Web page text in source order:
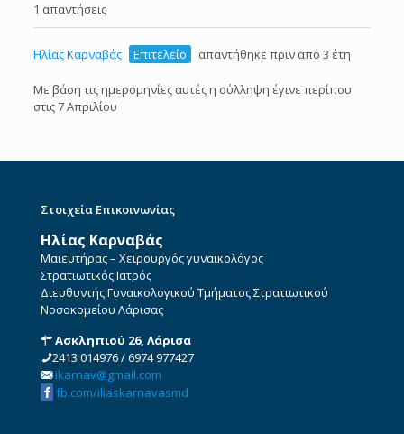
1 απαντήσεις
Ηλίας Καρναβάς Επιτελείο απαντήθηκε πριν από 3 έτη
Με βάση τις ημερομηνίες αυτές η σύλληψη έγινε περίπου
στις 7 Απριλίου
Στοιχεία Επικοινωνίας
Ηλίας Καρναβάς
Μαιευτήρας – Χειρουργός γυναικολόγος
Στρατιωτικός Ιατρός
Διευθυντής Γυναικολογικού Τμήματος Στρατιωτικού
Νοσοκομείου Λάρισας
Ασκληπιού 26, Λάρισα
2413 014976/6974 977427
ikarnav@gmail.com
fb.com/iliaskarnavasmd